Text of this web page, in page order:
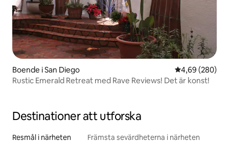
Boende i San Diego 4,69 av 5 i
4,69 (280)
Rustic Emerald Retreat med Rave Reviews! Det är konst!
Destinationer att utforska
Resmål i närheten Främsta sevärdheterna i närheten